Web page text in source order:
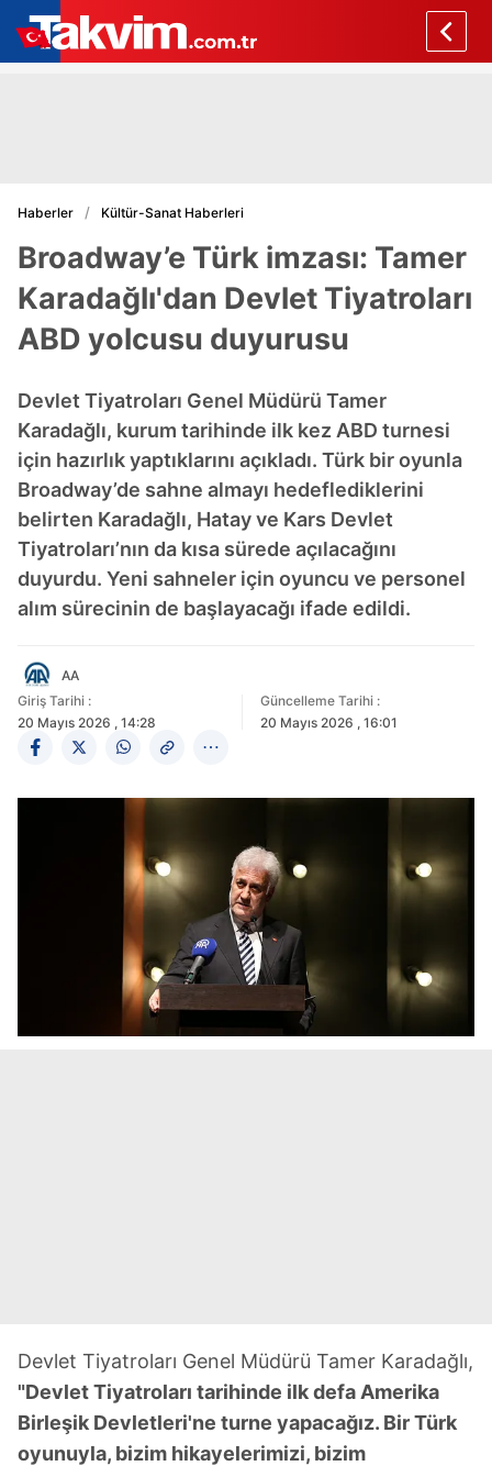
Haberler Kültür-Sanat Haberleri
Broadway’e Türk imzası: Tamer
Karadağlı'dan Devlet Tiyatroları
ABD yolcusu duyurusu
Devlet Tiyatroları Genel Müdürü Tamer
Karadağlı, kurum tarihinde ilk kez ABD turnesi
için hazırlık yaptıklarını açıkladı. Türk bir oyunla
Broadway’de sahne almayı hedeflediklerini
belirten Karadağlı, Hatay ve Kars Devlet
Tiyatroları’nın da kısa sürede açılacağını
duyurdu. Yeni sahneler için oyuncu ve personel
alım sürecinin de başlayacağı ifade edildi.
AA
Giriş Tarihi :
20 Mayıs 2026 , 14:28
Güncelleme Tarihi :
20 Mayıs 2026 , 16:01
Devlet Tiyatroları Genel Müdürü Tamer Karadağlı,
"Devlet Tiyatroları tarihinde ilk defa Amerika
Birleşik Devletleri'ne turne yapacağız. Bir Türk
oyunuyla, bizim hikayelerimizi, bizim